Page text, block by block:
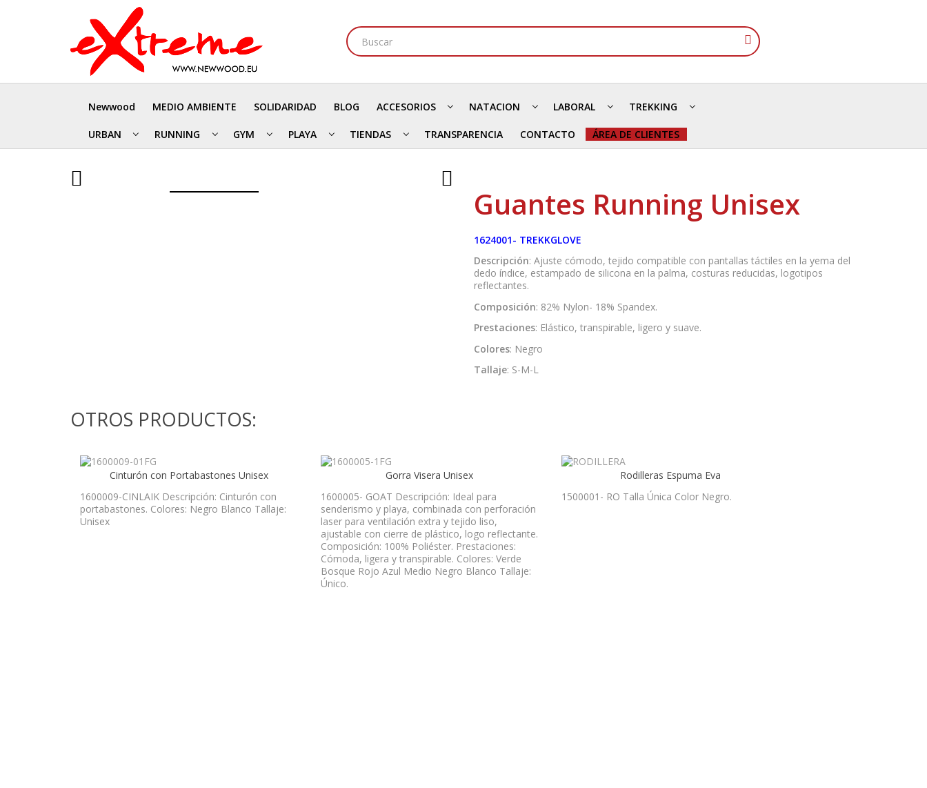
Newwood MEDIO AMBIENTE SOLIDARIDAD BLOG ACCESORIOS NATACION LABORAL TREKKING
URBAN RUNNING GYM PLAYA TIENDAS TRANSPARENCIA CONTACTO ÁREA DE CLIENTES
Guantes Running Unisex
1624001- TREKKGLOVE
Descripción: Ajuste cómodo, tejido compatible con pantallas táctiles en la yema del
dedo índice, estampado de silicona en la palma, costuras reducidas, logotipos
reflectantes.
Composición: 82% Nylon- 18% Spandex.
Prestaciones: Elástico, transpirable, ligero y suave.
Colores: Negro
Tallaje: S-M-L
OTROS PRODUCTOS:
Cinturón con Portabastones Unisex
1600009-CINLAIK Descripción: Cinturón con
portabastones. Colores: Negro Blanco Tallaje:
Unisex
Gorra Visera Unisex
1600005- GOAT Descripción: Ideal para
senderismo y playa, combinada con perforación
laser para ventilación extra y tejido liso,
ajustable con cierre de plástico, logo reflectante.
Composición: 100% Poliéster. Prestaciones:
Cómoda, ligera y transpirable. Colores: Verde
Bosque Rojo Azul Medio Negro Blanco Tallaje:
Único.
Rodilleras Espuma Eva
1500001- RO Talla Única Color Negro.